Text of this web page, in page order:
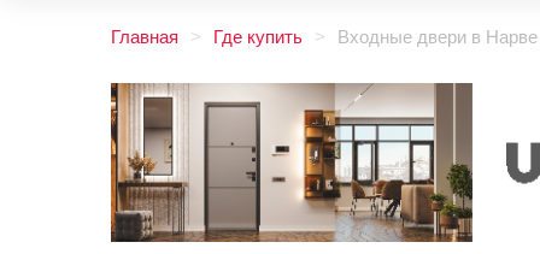
Главная Где купить Входные двери в Нарве